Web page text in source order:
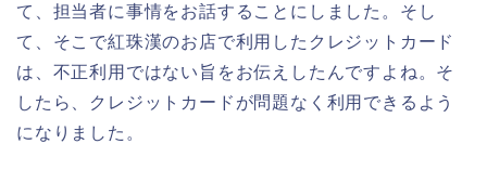
て、担当者に事情をお話することにしました。そし
て、そこで紅珠漢のお店で利用したクレジットカード
は、不正利用ではない旨をお伝えしたんですよね。そ
したら、クレジットカードが問題なく利用できるよう
になりました。